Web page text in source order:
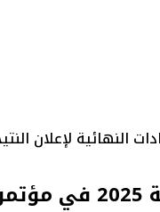
2025.. الاستعدادات النهائية
إعلان أوائل